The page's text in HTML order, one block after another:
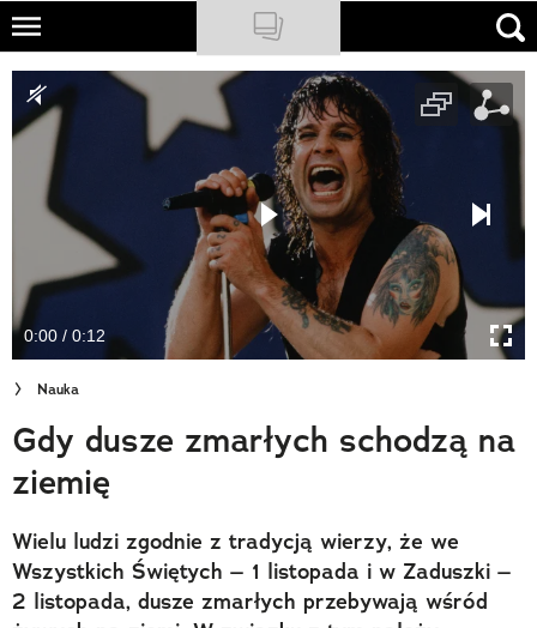
Skip
main
content
NATIONAL GEOGRAPHIC
TRAVELER
PODCASTY
Newsletter
Cuda Polski
Wielki Konkurs Fotograficzny
Trendbook Podróżniczy
Polecane
0:00 / 0:12
Nauka
Gdy dusze zmarłych schodzą na
ziemię
Wielu ludzi zgodnie z tradycją wierzy, że we
Wszystkich Świętych – 1 listopada i w Zaduszki –
2 listopada, dusze zmarłych przebywają wśród